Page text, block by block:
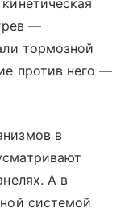
—
тормозной
против него —
в
А в
системой